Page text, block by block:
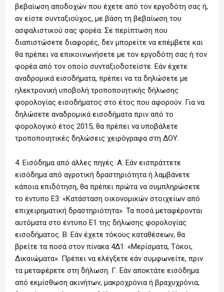
βεβαίωση αποδοχών που έχετε από τον εργοδότη σας ή,
αν είστε συνταξιούχος, με βάση τη βεβαίωση του
ασφαλιστικού σας φορέα. Σε περίπτωση που
διαπιστώσετε διαφορές, δεν μπορείτε να επέμβετε και
θα πρέπει να επικοινωνήσετε με τον εργοδότη σας ή τον
φορέα από τον οποίο συνταξιοδοτείστε. Εάν έχετε
αναδρομικά εισοδήματα, πρέπει να τα δηλώσετε με
ηλεκτρονική υποβολή τροποποιητικής δήλωσης
φορολογίας εισοδήματος στο έτος που αφορούν. Για να
δηλώσετε αναδρομικά εισοδήματα πριν από το
φορολογικό έτος 2015, θα πρέπει να υποβάλετε
τροποποιητικές δηλώσεις χειρόγραφα στη ΔΟΥ.
4. Εισόδημα από άλλες πηγές. Α. Εάν εισπράττετε
εισόδημα από αγροτική δραστηριότητα ή λαμβάνετε
κάποια επιδότηση, θα πρέπει πρώτα να συμπληρώσετε
το έντυπο Ε3: «Κατάσταση οικονομικών στοιχείων από
επιχειρηματική δραστηριότητα». Τα ποσά μεταφέρονται
αυτόματα στο έντυπο Ε1 της δήλωσης φορολογίας
εισοδήματος. Β. Εάν έχετε τόκους καταθέσεων, θα
βρείτε τα ποσά στον πίνακα 4Δ1: «Μερίσματα, Τόκοι,
Δικαιώματα». Πρέπει να ελέγξετε εάν συμφωνείτε, πριν
τα μεταφέρετε στη δήλωση. Γ. Εάν αποκτάτε εισόδημα
από εκμίσθωση ακινήτων, μακροχρόνια ή βραχυχρόνια,